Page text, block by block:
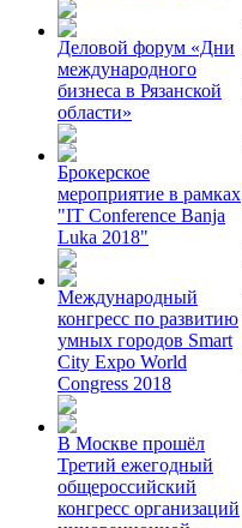
Деловой форум «Дни
международного
бизнеса в Рязанской
области»
Брокерское
мероприятие в рамках
"IT Conference Banja
Luka 2018"
Международный
конгресс по развитию
умных городов Smart
City Expo World
Congress 2018
В Москве прошёл
Третий ежегодный
общероссийский
конгресс организаций